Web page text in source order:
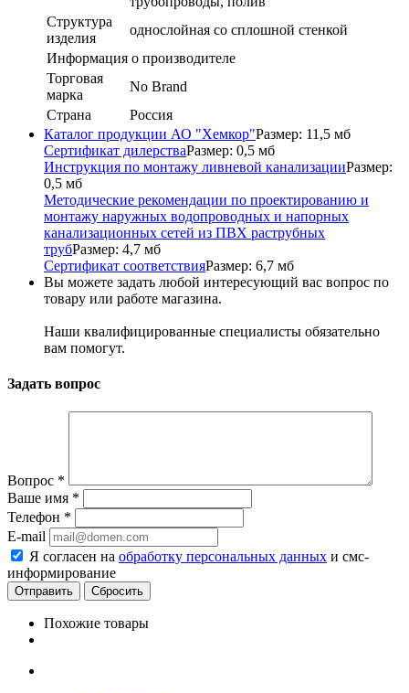
Структура
изделия
однослойная со сплошной стенкой
Информация о производителе
Торговая
марка
No Brand
Страна
Россия
Каталог продукции АО "Хемкор"Размер: 11,5 мб
Сертификат дилерстваРазмер: 0,5 мб
Инструкция по монтажу ливневой канализацииРазмер:
0,5 мб
Методические рекомендации по проектированию и
монтажу наружных водопроводных и напорных
канализационных сетей из ПВХ раструбных
трубРазмер: 4,7 мб
Сертификат соответствияРазмер: 6,7 мб
Вы можете задать любой интересующий вас вопрос по
товару или работе магазина.
Наши квалифицированные специалисты обязательно
вам помогут.
Задать вопрос
Вопрос *
Ваше имя *
Телефон *
E-mail
Я согласен на обработку персональных данных и смс-
информирование
Сбросить
Похожие товары